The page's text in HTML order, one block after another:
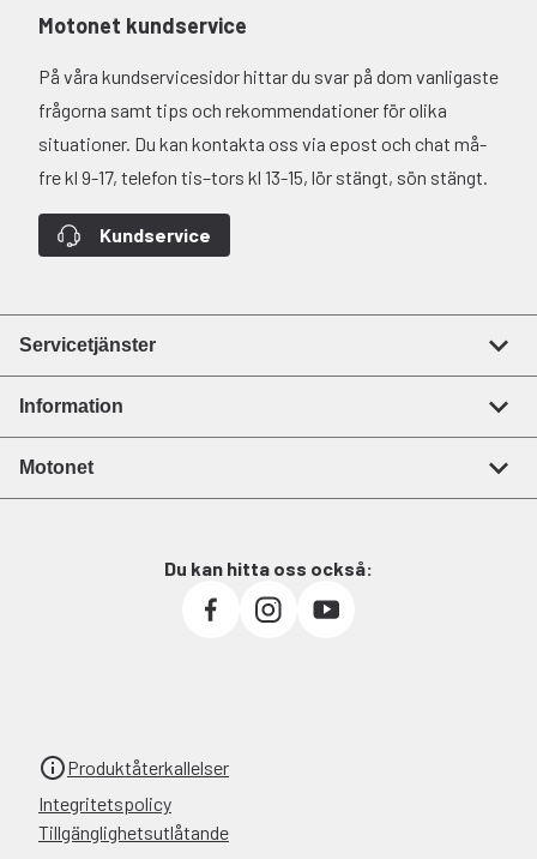
Motonet kundservice
På våra kundservicesidor hittar du svar på dom vanligaste
frågorna samt tips och rekommendationer för olika
situationer. Du kan kontakta oss via epost och chat må-
fre kl 9-17, telefon tis–tors kl 13-15, lör stängt, sön stängt.
Kundservice
Servicetjänster
Information
Motonet
Du kan hitta oss också:
Produktåterkallelser
Integritetspolicy
Tillgänglighetsutlåtande